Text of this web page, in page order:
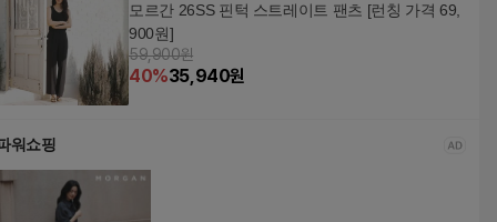
모르간 26SS 핀턱 스트레이트 팬츠 [런칭 가격 69,
900원]
59,900원
40%35,940원
워쇼핑